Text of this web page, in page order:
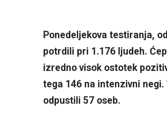
Ponedeljekova testiranja,
potrdili pri 1.176 ljudeh.
izredno visok ostotek
tega 146 na intenzivni
odpustili 57 oseb.